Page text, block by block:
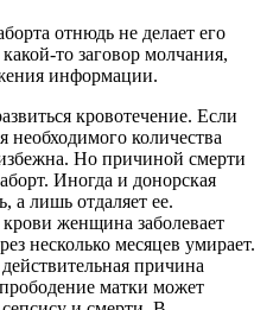
отнюдь не делает его
то заговор молчания,
информации.
кровотечение. Если
необходимого количества
Но причиной cмepти
Иногда и донорская
а лишь отдаляет ее.
женщина заболевает
несколько месяцев умирает.
причина
матки может